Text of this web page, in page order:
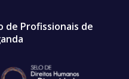
de Profissionais de